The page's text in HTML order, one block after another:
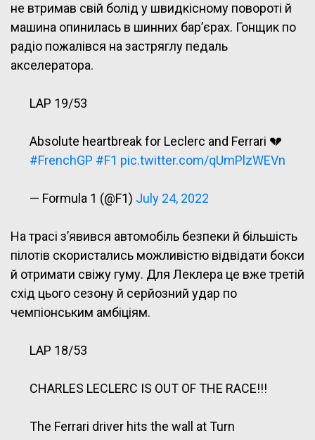
не втримав свій болід у швидкісному повороті й
машина опинилась в шинних бар’єрах. Гонщик по
радіо пожалівся на застряглу педаль
акселератора.
LAP 19/53
Absolute heartbreak for Leclerc and Ferrari 💔
#FrenchGP #F1 pic.twitter.com/qUmPlzWEVn
— Formula 1 (@F1) July 24, 2022
На трасі з’явився автомобіль безпеки й більшість
пілотів скористались можливістю відвідати бокси
й отримати свіжу гуму. Для Леклера це вже третій
схід цього сезону й серйозний удар по
чемпіонським амбіціям.
LAP 18/53
CHARLES LECLERC IS OUT OF THE RACE!!!
The Ferrari driver hits the wall at Turn